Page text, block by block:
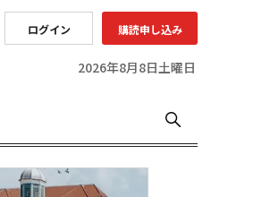
ログイン 購読申し込み
2026年8月8日土曜日